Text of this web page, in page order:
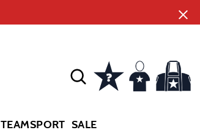
TEAMSPORT SALE